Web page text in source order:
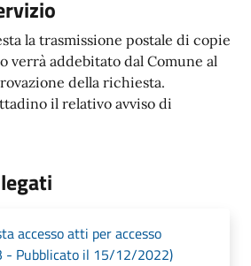
la trasmissione postale di copie
verrà addebitato dal Comune al
della richiesta.
il relativo avviso di
accesso atti per accesso
- Pubblicato il 15/12/2022)